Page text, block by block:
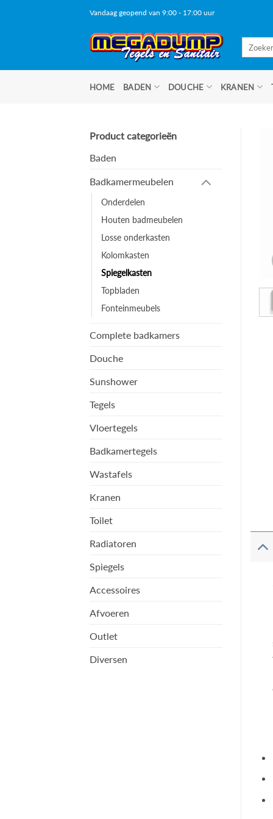
Vandaag geopend van 9:00 - 17:00 uur
HOME BADEN DOUCHE KRANEN
Product categorieën
Baden
Badkamermeubelen
Onderdelen
Houten badmeubelen
Losse onderkasten
Kolomkasten
Spiegelkasten
Topbladen
Fonteinmeubels
Complete badkamers
Douche
Sunshower
Tegels
Vloertegels
Badkamertegels
Wastafels
Kranen
Toilet
Radiatoren
Spiegels
Accessoires
Afvoeren
Outlet
Diversen